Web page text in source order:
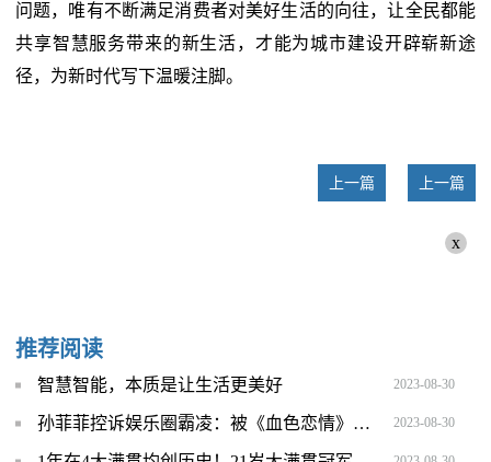
问题，唯有不断满足消费者对美好生活的向往，让全民都能
共享智慧服务带来的新生活，才能为城市建设开辟崭新途
径，为新时代写下温暖注脚。
上一篇 上一篇
x
推荐阅读
智慧智能，本质是让生活更美好 2023-08-30
孙菲菲控诉娱乐圈霸凌：被《血色恋情》导演张汉杰派人殴打 2023-08-30